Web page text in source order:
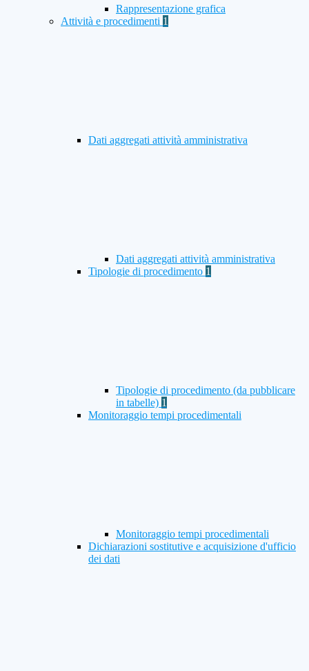
Rappresentazione grafica
Attività e procedimenti 1
Dati aggregati attività amministrativa
Dati aggregati attività amministrativa
Tipologie di procedimento 1
Tipologie di procedimento (da pubblicare
in tabelle) 1
Monitoraggio tempi procedimentali
Monitoraggio tempi procedimentali
Dichiarazioni sostitutive e acquisizione d'ufficio
dei dati